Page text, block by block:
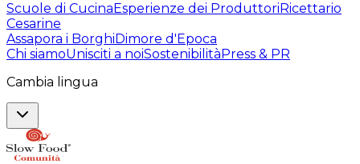
Scuole di CucinaEsperienze dei ProduttoriRicettario
Cesarine
Assapora i BorghiDimore d'Epoca
Chi siamoUnisciti a noiSostenibilitàPress & PR
Cambia lingua